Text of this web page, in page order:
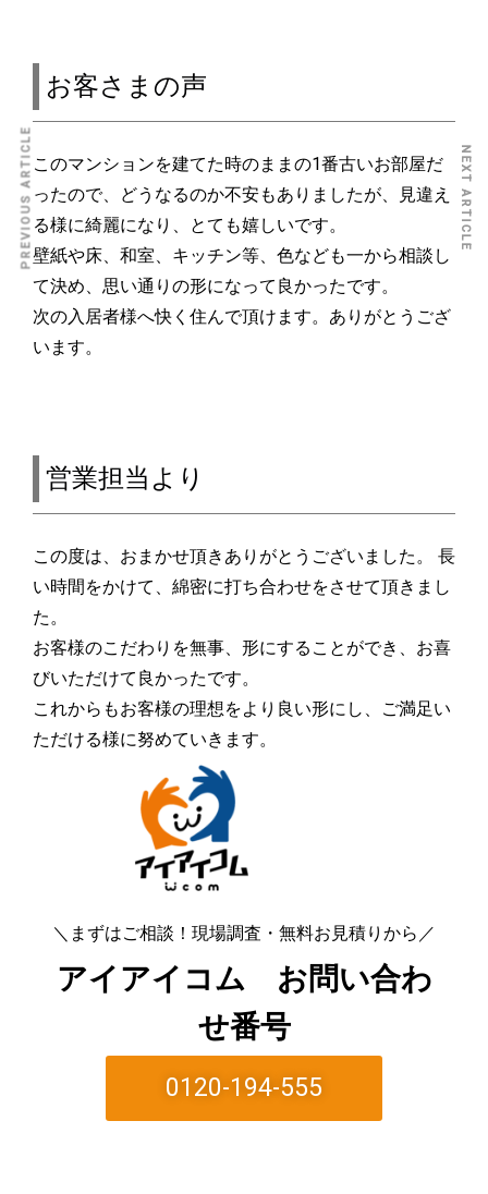
お客さまの声
このマンションを建てた時のままの1番古いお部屋だ
ったので、どうなるのか不安もありましたが、見違え
る様に綺麗になり、とても嬉しいです。
壁紙や床、和室、キッチン等、色なども一から相談し
て決め、思い通りの形になって良かったです。
次の入居者様へ快く住んで頂けます。ありがとうござ
います。
営業担当より
この度は、おまかせ頂きありがとうございました。 長
い時間をかけて、綿密に打ち合わせをさせて頂きまし
た。
お客様のこだわりを無事、形にすることができ、お喜
びいただけて良かったです。
これからもお客様の理想をより良い形にし、ご満足い
ただける様に努めていきます。
＼まずはご相談！現場調査・無料お見積りから／
アイアイコム お問い合わ
せ番号
0120-194-555
PREVIOUS ARTICLE NEXT ARTICLE